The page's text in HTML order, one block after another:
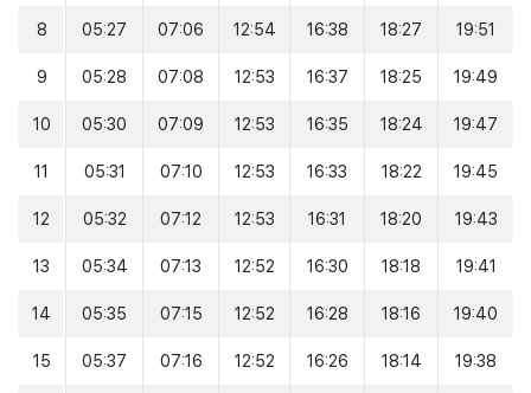
8 05:27 07:06 12:54 16:38 18:27 19:51
9 05:28 07:08 12:53 16:37 18:25 19:49
10 05:30 07:09 12:53 16:35 18:24 19:47
11 05:31 07:10 12:53 16:33 18:22 19:45
12 05:32 07:12 12:53 16:31 18:20 19:43
13 05:34 07:13 12:52 16:30 18:18 19:41
14 05:35 07:15 12:52 16:28 18:16 19:40
15 05:37 07:16 12:52 16:26 18:14 19:38